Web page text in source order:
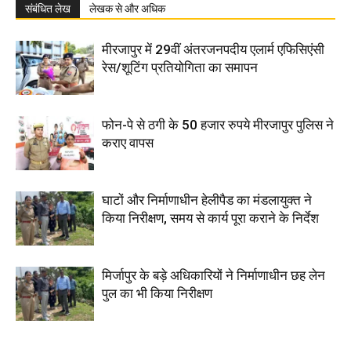
संबंधित लेख लेखक से और अधिक
मीरजापुर में 29वीं अंतरजनपदीय एलार्म एफिसिएंसी
रेस/शूटिंग प्रतियोगिता का समापन
फोन-पे से ठगी के 50 हजार रुपये मीरजापुर पुलिस ने
कराए वापस
घाटों और निर्माणाधीन हेलीपैड का मंडलायुक्त ने
किया निरीक्षण, समय से कार्य पूरा कराने के निर्देश
मिर्जापुर के बड़े अधिकारियों ने निर्माणाधीन छह लेन
पुल का भी किया निरीक्षण